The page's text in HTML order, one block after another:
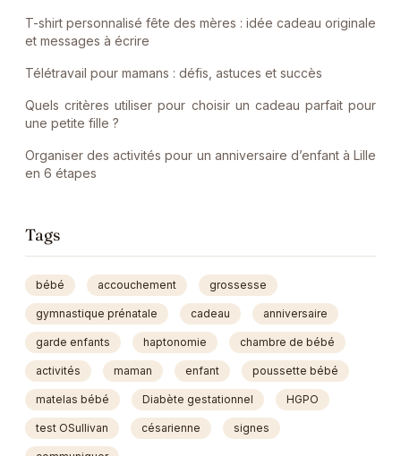
T-shirt personnalisé fête des mères : idée cadeau originale
et messages à écrire
Télétravail pour mamans : défis, astuces et succès
Quels critères utiliser pour choisir un cadeau parfait pour
une petite fille ?
Organiser des activités pour un anniversaire d’enfant à Lille
en 6 étapes
Tags
bébé accouchement grossesse
gymnastique prénatale cadeau anniversaire
garde enfants haptonomie chambre de bébé
activités maman enfant poussette bébé
matelas bébé Diabète gestationnel HGPO
test OSullivan césarienne signes